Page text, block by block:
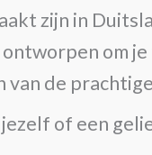
zijn in
om
de
of een